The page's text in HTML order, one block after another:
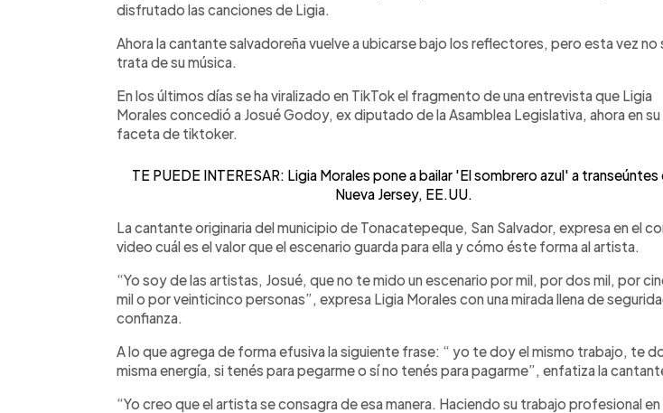
disfrutado las canciones de Ligia.
Ahora la cantante salvadoreña vuelve a ubicarse bajo los reflectores, pero esta vez no
trata de su música.
En los últimos días se ha viralizado en TikTok el fragmento de una entrevista que Ligia
Morales concedió a Josué Godoy, ex diputado de la Asamblea Legislativa, ahora en su
faceta de tiktoker.
TE PUEDE INTERESAR: Ligia Morales pone a bailar 'El sombrero azul' a transeúntes
Nueva Jersey, EE.UU.
La cantante originaria del municipio de Tonacatepeque, San Salvador, expresa en el
video cuál es el valor que el escenario guarda para ella y cómo éste forma al artista.
“Yo soy de las artistas, Josué, que no te mido un escenario por mil, por dos mil, por
mil o por veinticinco personas”, expresa Ligia Morales con una mirada llena de
confianza.
A lo que agrega de forma efusiva la siguiente frase: “ yo te doy el mismo trabajo, te
misma energía, si tenés para pegarme o sí no tenés para pagarme”, enfatiza la
“Yo creo que el artista se consagra de esa manera. Haciendo su trabajo profesional en